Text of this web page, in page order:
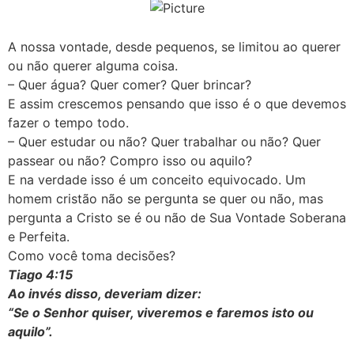
A nossa vontade, desde pequenos, se limitou ao querer
ou não querer alguma coisa.
– Quer água? Quer comer? Quer brincar?
E assim crescemos pensando que isso é o que devemos
fazer o tempo todo.
– Quer estudar ou não? Quer trabalhar ou não? Quer
passear ou não? Compro isso ou aquilo?
E na verdade isso é um conceito equivocado. Um
homem cristão não se pergunta se quer ou não, mas
pergunta a Cristo se é ou não de Sua Vontade Soberana
e Perfeita.
Como você toma decisões?
Tiago 4:15
Ao invés disso, deveriam dizer:
​“Se o Senhor quiser, viveremos e faremos isto ou
aquilo”.